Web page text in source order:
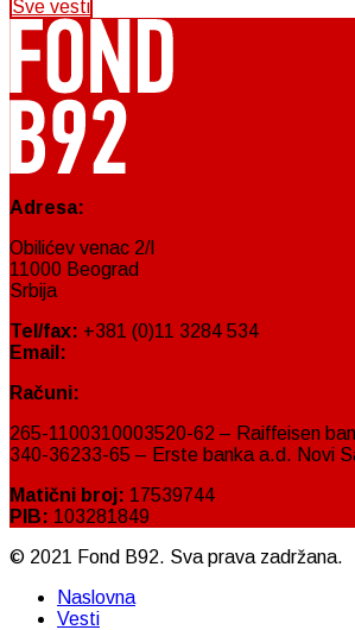
Sve vesti
Adresa:
Obilićev venac 2/I
11000 Beograd
Srbija
Tel/fax: +381 (0)11 3284 534
Email:
Računi:
265-1100310003520-62 – Raiffeisen
340-36233-65 – Erste banka a.d. Novi
Matični broj: 17539744
PIB: 103281849
© 2021 Fond B92. Sva prava zadržana.
Naslovna
Vesti